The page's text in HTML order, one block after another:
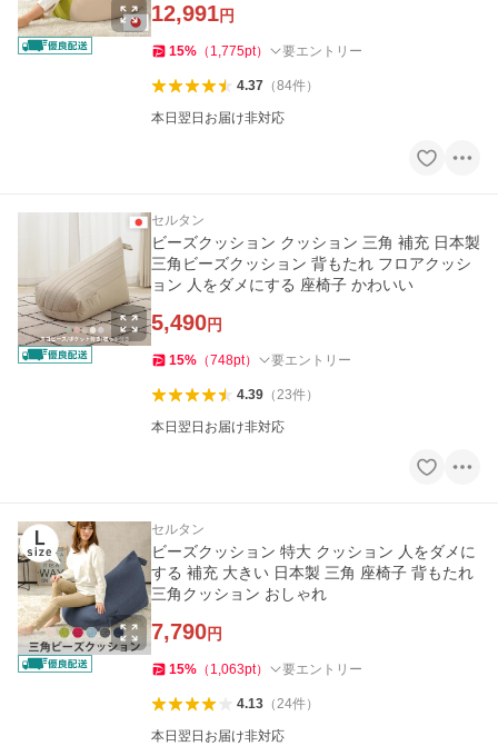
12,991円
15% （ 1,775pt） 要エントリー
4.37（84件）
本日翌日お届け非対応
セルタン
ビーズクッション クッション 三角 補充 日本製
三角ビーズクッション 背もたれ フロアクッシ
ョン 人をダメにする 座椅子 かわいい
5,490円
15% （748pt） 要エントリー
4.39（23件）
本日翌日お届け非対応
セルタン
ビーズクッション 特大 クッション 人をダメに
する 補充 大きい 日本製 三角 座椅子 背もたれ
三角クッション おしゃれ
7,790円
15% （ 1,063pt） 要エントリー
4.13（24件）
本日翌日お届け非対応